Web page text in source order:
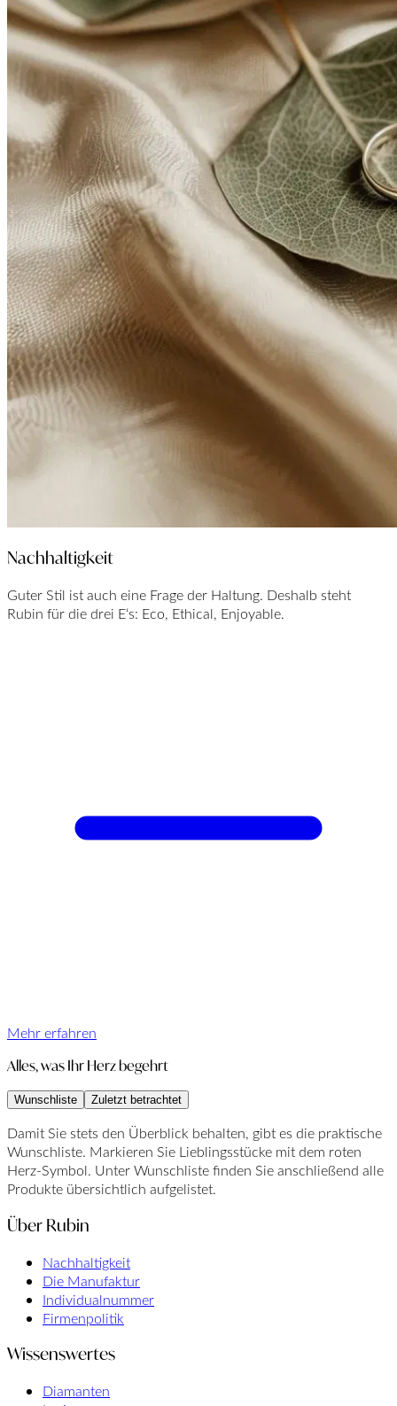
Nachhaltigkeit
Guter Stil ist auch eine Frage der Haltung. Deshalb steht
Rubin für die drei E‘s: Eco, Ethical, Enjoyable.
Mehr erfahren
Alles, was Ihr Herz begehrt
Wunschliste Zuletzt betrachtet
Damit Sie stets den Überblick behalten, gibt es die praktische
Wunschliste. Markieren Sie Lieblingsstücke mit dem roten
Herz-Symbol. Unter Wunschliste finden Sie anschließend alle
Produkte übersichtlich aufgelistet.
Über Rubin
Nachhaltigkeit
Die Manufaktur
Individualnummer
Firmenpolitik
Wissenswertes
Diamanten